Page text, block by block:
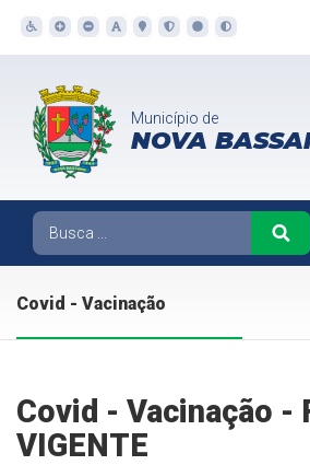
Município de
NOVA
Covid - Vacinação
Covid - Vacinação -
VIGENTE